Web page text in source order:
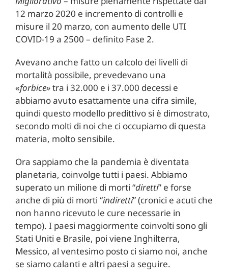
12 marzo 2020 e incremento di controlli e
misure il 20 marzo, con aumento delle UTI
COVID-19 a 2500 – definito Fase 2.
Avevano anche fatto un calcolo dei livelli di
mortalità possibile, prevedevano una
«forbice»tra i 32.000 e i 37.000 decessi e
abbiamo avuto esattamente una cifra simile,
quindi questo modello predittivo si è dimostrato,
secondo molti di noi che ci occupiamo di questa
materia, molto sensibile.
Ora sappiamo che la pandemia è diventata
planetaria, coinvolge tutti i paesi. Abbiamo
superato un milione di morti “diretti” e forse
anche di più di morti “indiretti” (cronici e acuti che
non hanno ricevuto le cure necessarie in
tempo). I paesi maggiormente coinvolti sono gli
Stati Uniti e Brasile, poi viene Inghilterra,
Messico, al ventesimo posto ci siamo noi, anche
se siamo calanti e altri paesi a seguire.